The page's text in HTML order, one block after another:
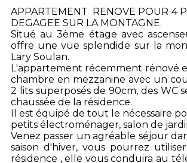
APPARTEMENT RENOVE POUR 4
DEGAGEE SUR LA MONTAGNE.
Situé au 3ème étage avec
offre une vue splendide sur la
Lary Soulan.
L'appartement récemment rénové
chambre en mezzanine avec un
2 lits superposés de 90cm, des WC
chaussée de la résidence.
Il est équipé de tout le nécessaire
petits électroménager, salon de
Venez passer un agréable séjour
saison d'hiver, vous pourrez
résidence , elle vous conduira au